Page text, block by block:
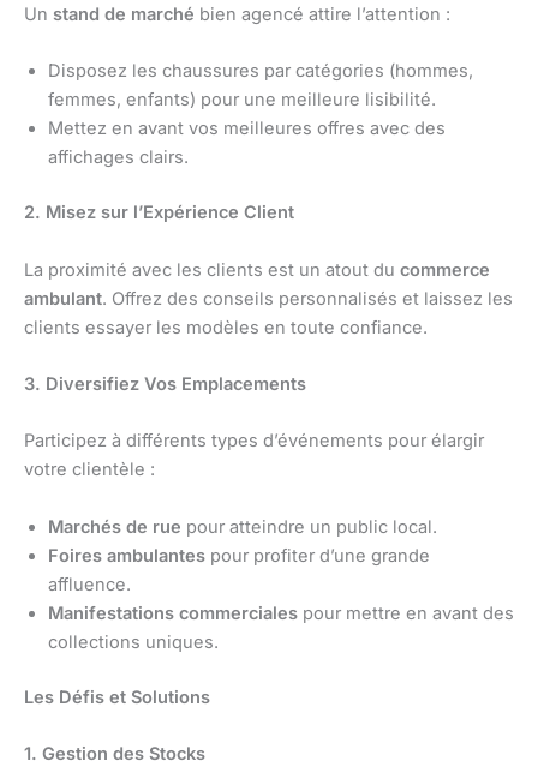
Un stand de marché bien agencé attire l’attention :
Disposez les chaussures par catégories (hommes,
femmes, enfants) pour une meilleure lisibilité.
Mettez en avant vos meilleures offres avec des
affichages clairs.
2. Misez sur l’Expérience Client
La proximité avec les clients est un atout du commerce
ambulant. Offrez des conseils personnalisés et laissez les
clients essayer les modèles en toute confiance.
3. Diversifiez Vos Emplacements
Participez à différents types d’événements pour élargir
votre clientèle :
Marchés de rue pour atteindre un public local.
Foires ambulantes pour profiter d’une grande
affluence.
Manifestations commerciales pour mettre en avant des
collections uniques.
Les Défis et Solutions
1. Gestion des Stocks